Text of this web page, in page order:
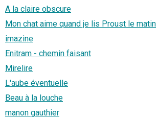
A la claire obscure
Mon chat aime quand je lis Proust le matin
imazine
Enitram - chemin faisant
Mirelire
L'aube éventuelle
Beau à la louche
manon gauthier